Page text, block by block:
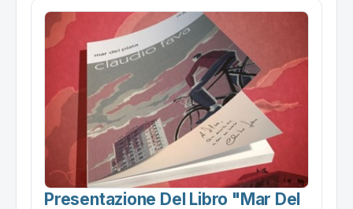
Presentazione Del Libro "mar Del